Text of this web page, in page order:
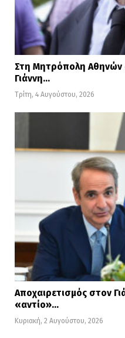
Στη Μητρόπολη Αθηνών
Γιάννη…
Τρίτη, 4 Αυγούστου, 2026
Αποχαιρετισμός στον
«αντίο»…
Κυριακή, 2 Αυγούστου, 2026